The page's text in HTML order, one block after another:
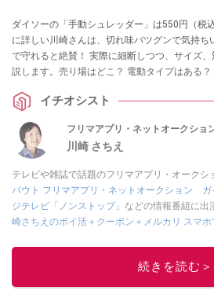
ダイソーの「手動シュレッダー」は550円（税
に詳しい川崎さんは、切れ味バツグンで気持
で守れると絶賛！ 実際に細断しつつ、サイズ
説します。売り場はどこ？ 電動タイプはある？
イチオシスト
フリマアプリ・ネットオークショ
川崎 さちえ
テレビや雑誌で話題のフリマアプリ・オークシ
バウト フリマアプリ・ネットオークション ガ
ジテレビ「ノンストップ」 などの情報番組に出
崎さちえのポイ活＋クーポン＋メルカリ スマ
的に稼ぐ！』（翔泳社刊）
■経歴：2003年、夫が子育てをするために、突
続きを読む＞